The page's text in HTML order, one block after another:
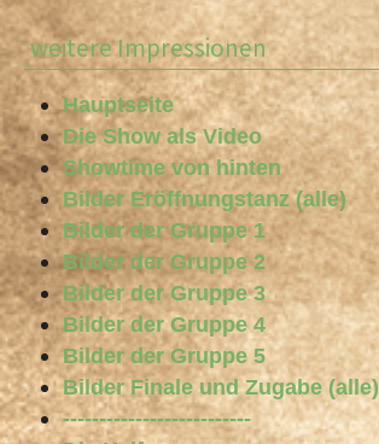
weitere Impressionen
Hauptseite
Die Show als Video
Showtime von hinten
Bilder Eröffnungstanz (alle)
Bilder der Gruppe 1
Bilder der Gruppe 2
Bilder der Gruppe 3
Bilder der Gruppe 4
Bilder der Gruppe 5
Bilder Finale und Zugabe (alle)
--------------------------